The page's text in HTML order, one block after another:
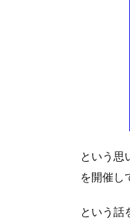
という思
を開催し
という話